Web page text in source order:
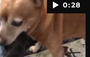
0:28